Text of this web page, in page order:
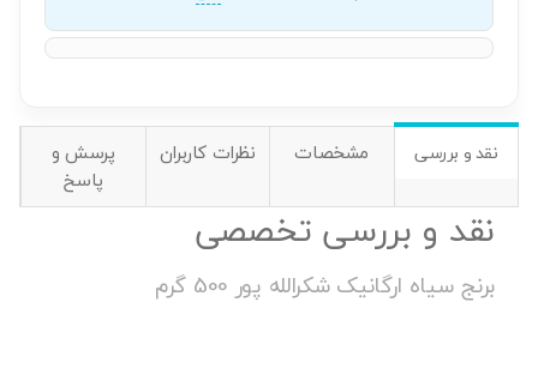
نقد و بررسی مشخصات نظرات کاربران
پرسش و
پاسخ
نقد و بررسی تخصصی
برنج سیاه ارگانیک شکرالله پور 500 گرم